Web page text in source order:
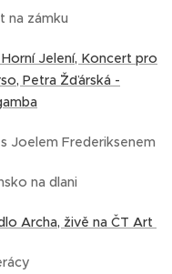
na zámku
Jelení, Koncert pro
Petra ˇŽďárská -
Joelem Frederiksenem
na dlani
Archa, živě na ČT Art